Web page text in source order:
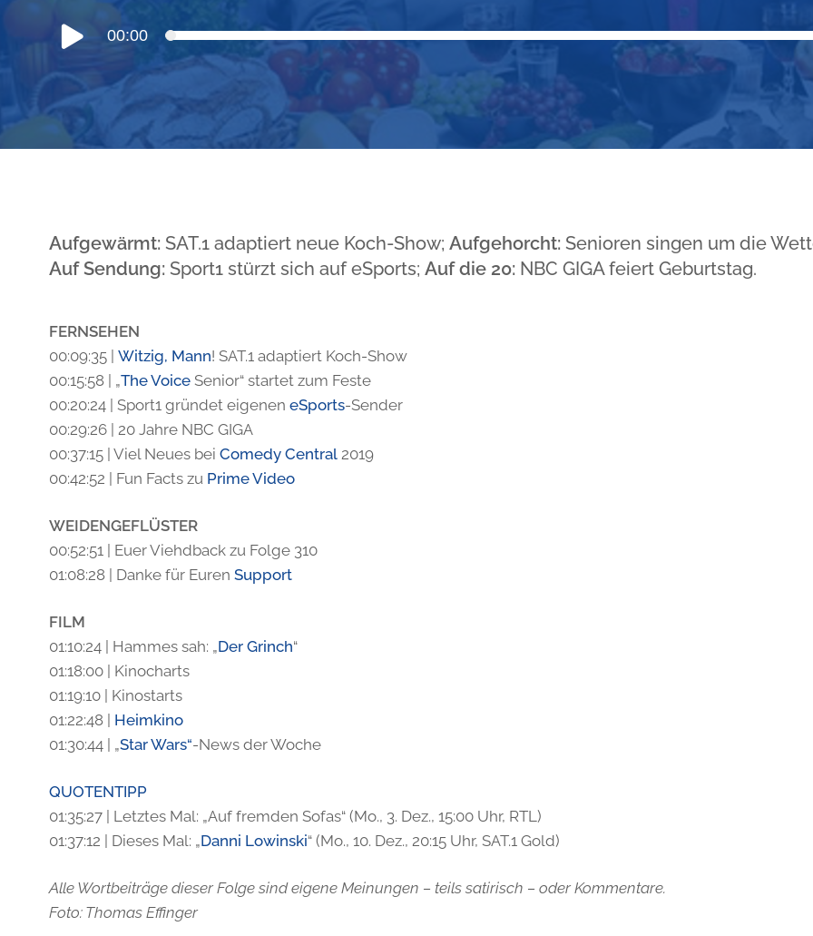
Audio-
Player
00:00
Aufgewärmt: SAT.1 adaptiert neue Koch-Show; Aufgehorcht: Senioren singen um die
Auf Sendung: Sport1 stürzt sich auf eSports; Auf die 20: NBC GIGA feiert Geburtstag.
FERNSEHEN
00:09:35 | Witzig, Mann! SAT.1 adaptiert Koch-Show
00:15:58 | „The VoiceSenior“ startet zum Feste
00:20:24 | Sport1 gründet eigenen eSports-Sender
00:29:26 | 20 Jahre NBC GIGA
00:37:15 | Viel Neues bei Comedy Central2019
00:42:52 | Fun Facts zu Prime Video
WEIDENGEFLÜSTER
00:52:51 | Euer Viehdback zu Folge 310
01:08:28 | Danke für Euren Support
FILM
01:10:24 | Hammes sah: „Der Grinch“
01:18:00 | Kinocharts
01:19:10 | Kinostarts
01:22:48 | Heimkino
01:30:44 | „Star Wars“-News der Woche
QUOTENTIPP
01:35:27 | Letztes Mal: „Auf fremden Sofas“ (Mo., 3. Dez., 15:00 Uhr, RTL)
01:37:12 | Dieses Mal: „Danni Lowinski“ (Mo., 10. Dez., 20:15 Uhr, SAT.1 Gold)
Alle Wortbeiträge dieser Folge sind eigene Meinungen – teils satirisch – oder Kommentare.
Foto: Thomas Effinger